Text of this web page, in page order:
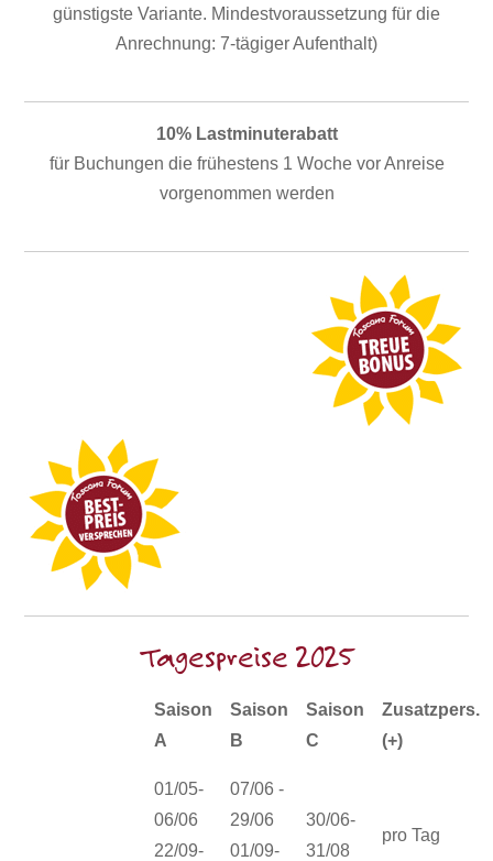
günstigste Variante. Mindestvoraussetzung für die
Anrechnung: 7-tägiger Aufenthalt)
10% Lastminuterabatt
für Buchungen die frühestens 1 Woche vor Anreise
vorgenommen werden
Tagespreise 2025
Saison
A
Saison
B
Saison
C
Zusatzpers.
(+)
01/05-
06/06
22/09-
07/06 -
29/06
01/09-
30/06-
31/08
pro Tag